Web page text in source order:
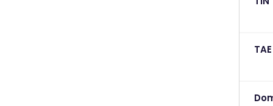
TAE